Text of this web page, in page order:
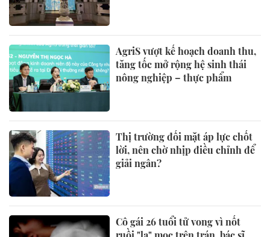
AgriS vượt kế hoạch doanh thu,
tăng tốc mở rộng hệ sinh thái
nông nghiệp – thực phẩm
Thị trường đối mặt áp lực chốt
lời, nên chờ nhịp điều chỉnh để
giải ngân?
Cô gái 26 tuổi tử vong vì nốt